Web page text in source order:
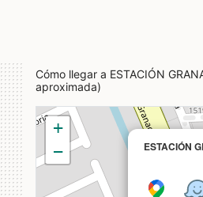
Cómo llegar a ESTACIÓN
aproximada)
ESTACIÓN
+
−